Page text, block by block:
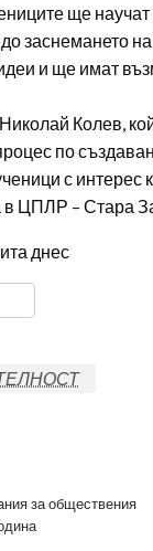
ще
заснемането
и ще имат
Колев,
по
с интерес
ЦПЛР – Стара
днес
за обществения